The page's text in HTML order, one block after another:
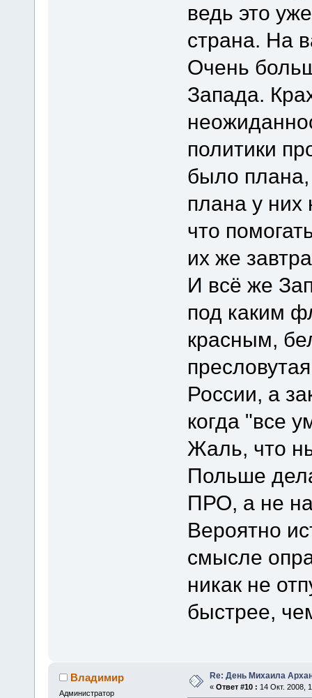
ведь это
страна. На
Очень
Запада.
политики
было плана,
плана у них
что
их же
И всё же
под каким
красным,
России, а
когда "все
Жаль, что
Польше
ПРО, а не
Вероятно
смысле
никак не
быстрее,
Владимир
Администратор
Re: День Михаила
« Ответ #10 : 14 Окт. 2008,